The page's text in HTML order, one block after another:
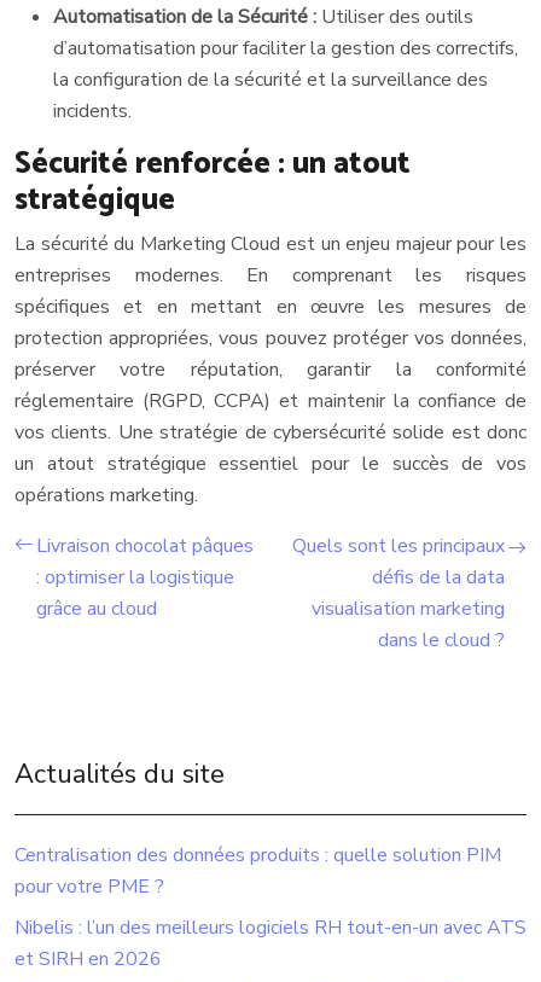
Automatisation de la Sécurité : Utiliser des outils
d’automatisation pour faciliter la gestion des correctifs,
la configuration de la sécurité et la surveillance des
incidents.
Sécurité renforcée : un atout
stratégique
La sécurité du Marketing Cloud est un enjeu majeur pour les
entreprises modernes. En comprenant les risques
spécifiques et en mettant en œuvre les mesures de
protection appropriées, vous pouvez protéger vos données,
préserver votre réputation, garantir la conformité
réglementaire (RGPD, CCPA) et maintenir la confiance de
vos clients. Une stratégie de cybersécurité solide est donc
un atout stratégique essentiel pour le succès de vos
opérations marketing.
Livraison chocolat pâques
: optimiser la logistique
grâce au cloud
Quels sont les principaux
défis de la data
visualisation marketing
dans le cloud ?
Actualités du site
Centralisation des données produits : quelle solution PIM
pour votre PME ?
Nibelis : l’un des meilleurs logiciels RH tout-en-un avec ATS
et SIRH en 2026